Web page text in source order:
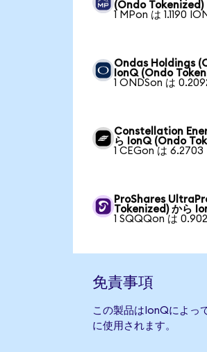
(Ondo Tokenized)
1 MPon は 1.1190
Ondas Holdings
IonQ (Ondo
1 ONDSon は
Constellation
ら IonQ (Ondo
1 CEGon は
ProShares
Tokenized) から
1 SQQQon は
免責事項
この製品はIonQによっ
に使用されます。